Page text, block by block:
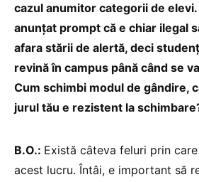
cazul anumitor categorii de
anunțat prompt că e chiar ilegal
afara stării de alertă, deci
revină în campus până când se
Cum schimbi modul de gândire,
jurul tău e rezistent la
B.O.: Există câteva feluri prin
acest lucru. Întâi, e important să